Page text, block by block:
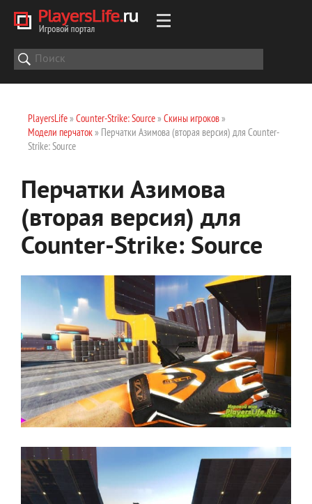
PlayersLife» Counter-Strike: Source» Скины игроков»
Модели перчаток» Перчатки Азимова (вторая версия) для Counter-
Strike: Source
Перчатки Азимова
(вторая версия) для
Counter-Strike: Source